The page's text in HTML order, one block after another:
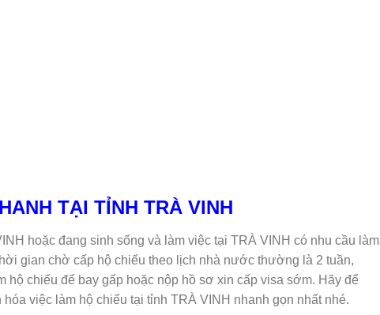
TẠI TỈNH TRÀ VINH
hoặc đang sinh sống và làm việc tại TRÀ VINH có nhu cầu làm
gian chờ cấp hộ chiếu theo lịch nhà nước thường là 2 tuần,
hộ chiếu để bay gấp hoặc nộp hồ sơ xin cấp visa sớm. Hãy để
việc làm hộ chiếu tại tỉnh TRÀ VINH nhanh gọn nhất nhé.